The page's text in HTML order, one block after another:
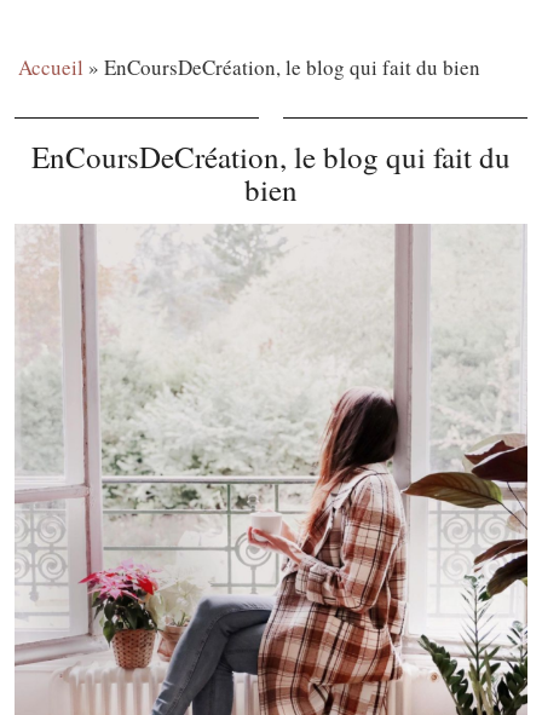
Accueil » EnCoursDeCréation, le blog qui fait du bien
EnCoursDeCréation, le blog qui fait du
bien